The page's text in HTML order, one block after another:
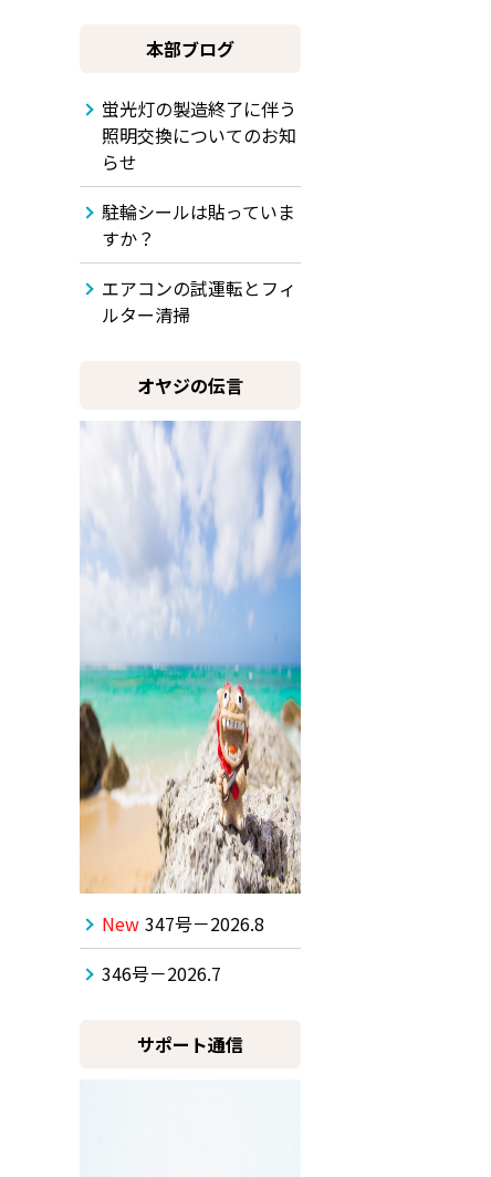
本部ブログ
蛍光灯の製造終了に伴う
照明交換についてのお知
らせ
駐輪シールは貼っていま
すか？
エアコンの試運転とフィ
ルター清掃
オヤジの伝言
New 347号－2026.8
346号－2026.7
サポート通信